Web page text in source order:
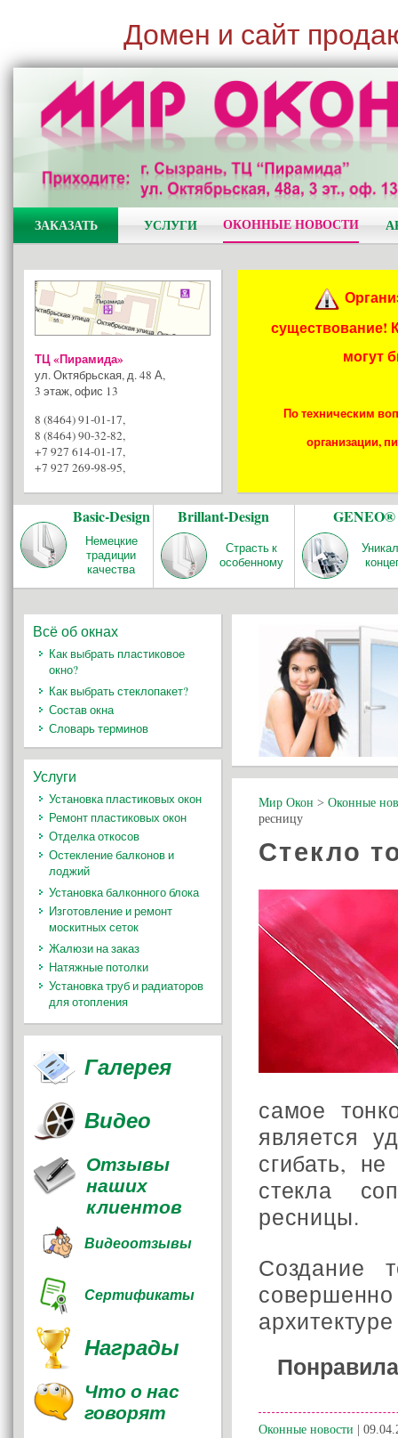
Домен и сайт
ЗАКАЗАТЬ УСЛУГИ ОКОННЫЕ НОВОСТИ
ТЦ «Пирамида»
ул. Октябрьская, д. 48 А,
3 этаж, офис 13
8 (8464) 91-01-17,
8 (8464) 90-32-82,
+7 927 614-01-17,
+7 927 269-98-95,
существование!
могут
По техническим
организации,
Basic-Design
Немецкие
традиции
качества
Brillant-Design
Страсть к
особенному
GENEO®
Мир Окон > Оконные
ресницу
Стекло
самое
является
сгибать,
стекла
ресницы.
Создание
Оконные новости |
Всё об окнах
Как выбрать пластиковое
окно?
Как выбрать стеклопакет?
Состав окна
Словарь терминов
Услуги
Установка пластиковых окон
Ремонт пластиковых окон
Отделка откосов
Остекление балконов и
лоджий
Установка балконного блока
Изготовление и ремонт
москитных сеток
Жалюзи на заказ
Натяжные потолки
Установка труб и радиаторов
для отопления
Галерея
Видео
Отзывы
наших
клиентов
Видеоотзывы
Сертификаты
Награды
Что о нас
говорят